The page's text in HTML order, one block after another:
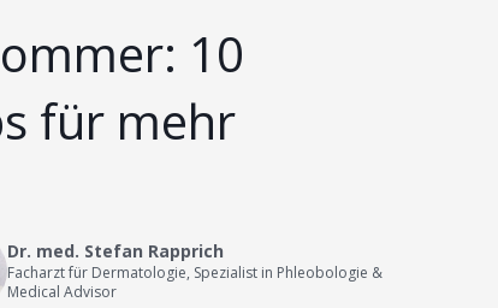
10
für mehr
Dr. med. Stefan Rapprich
Facharzt für Dermatologie, Spezialist in Phleobologie &
Medical Advisor